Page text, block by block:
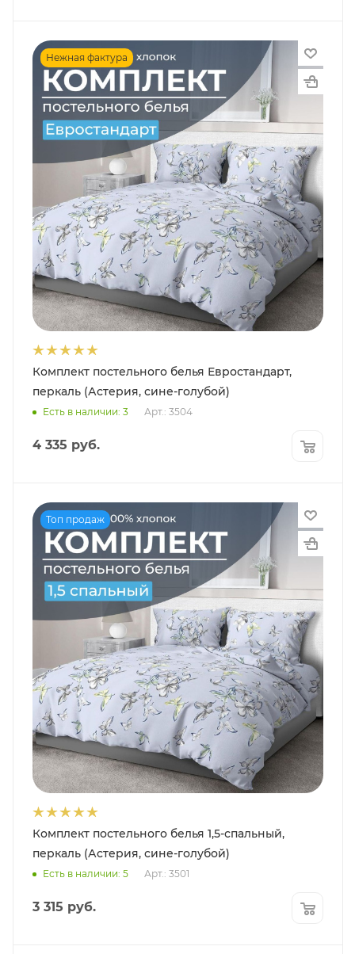
Нежная фактура
Комплект постельного белья Евростандарт,
перкаль (Астерия, сине-голубой)
Есть в наличии: 3 Арт.: 3504
4 335 руб.
Топ продаж
Комплект постельного белья 1,5-спальный,
перкаль (Астерия, сине-голубой)
Есть в наличии: 5 Арт.: 3501
3 315 руб.